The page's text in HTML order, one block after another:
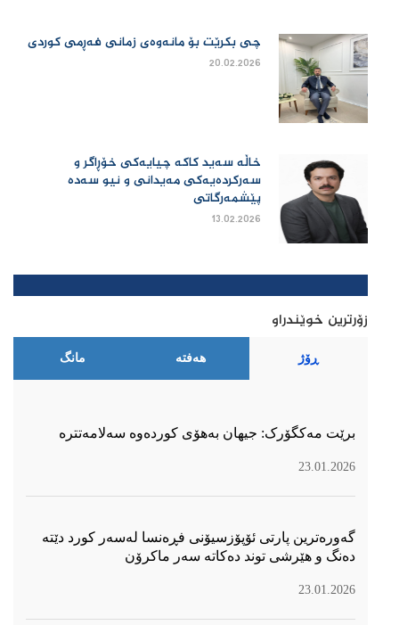
چی بكرێت بۆ مانەوەی زمانی فەڕمی كوردی
20.02.2026
خاڵە سەید کاکە چیایەکی خۆڕاگر و
سەرکردەیەکی مەیدانی و نیو سەدە
پێشمەرگاتی
13.02.2026
زۆرترین خوێندراو
ڕۆژ هەفتە مانگ
برێت مەکگۆرک: جیهان بەهۆی کوردەوە سەلامەتترە
23.01.2026
گەورەترین پارتی ئۆپۆزسیۆنی فڕەنسا لەسەر كورد دێتە
دەنگ و هێرشی توند دەكاتە سەر ماكرۆن
23.01.2026